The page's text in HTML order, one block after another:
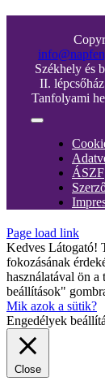
Székhely és
II.
Tanfolyami
Toggle
Navigation
ÁSZF
Page load link
Kedves Látogató!
fokozásának
használatával ön
beállítások"
Mik azok a sütik?
Engedélyek
Close